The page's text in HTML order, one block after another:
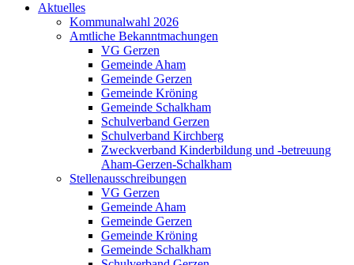
Aktuelles
Kommunalwahl 2026
Amtliche Bekanntmachungen
VG Gerzen
Gemeinde Aham
Gemeinde Gerzen
Gemeinde Kröning
Gemeinde Schalkham
Schulverband Gerzen
Schulverband Kirchberg
Zweckverband Kinderbildung und -betreuung
Aham-Gerzen-Schalkham
Stellenausschreibungen
VG Gerzen
Gemeinde Aham
Gemeinde Gerzen
Gemeinde Kröning
Gemeinde Schalkham